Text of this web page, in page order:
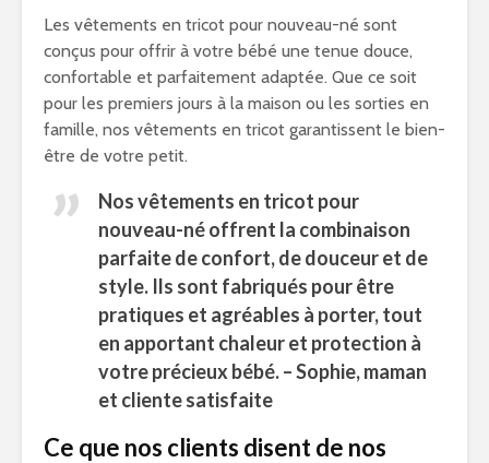
Les vêtements en tricot pour nouveau-né sont
conçus pour offrir à votre bébé une tenue douce,
confortable et parfaitement adaptée. Que ce soit
pour les premiers jours à la maison ou les sorties en
famille, nos vêtements en tricot garantissent le bien-
être de votre petit.
Nos vêtements en tricot pour
nouveau-né offrent la combinaison
parfaite de confort, de douceur et de
style. Ils sont fabriqués pour être
pratiques et agréables à porter, tout
en apportant chaleur et protection à
votre précieux bébé. – Sophie, maman
et cliente satisfaite
Ce que nos clients disent de nos